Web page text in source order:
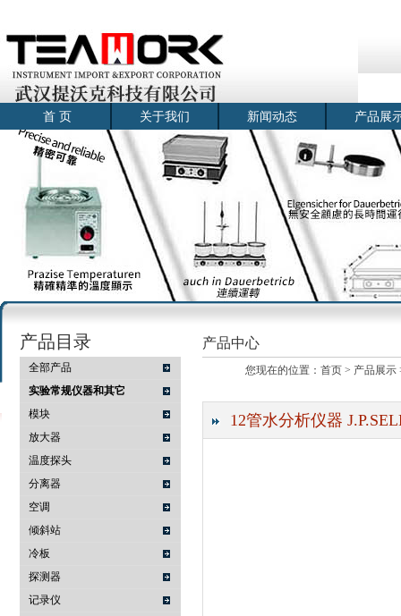
武汉提沃克科技有限公司
首 页 关于我们 新闻动态 产品展
产品目录
全部产品
实验常规仪器和其它
模块
放大器
温度探头
分离器
空调
倾斜站
冷板
探测器
记录仪
产品中心
您现在的位置： 首页 > 产品展示
12管水分析仪器